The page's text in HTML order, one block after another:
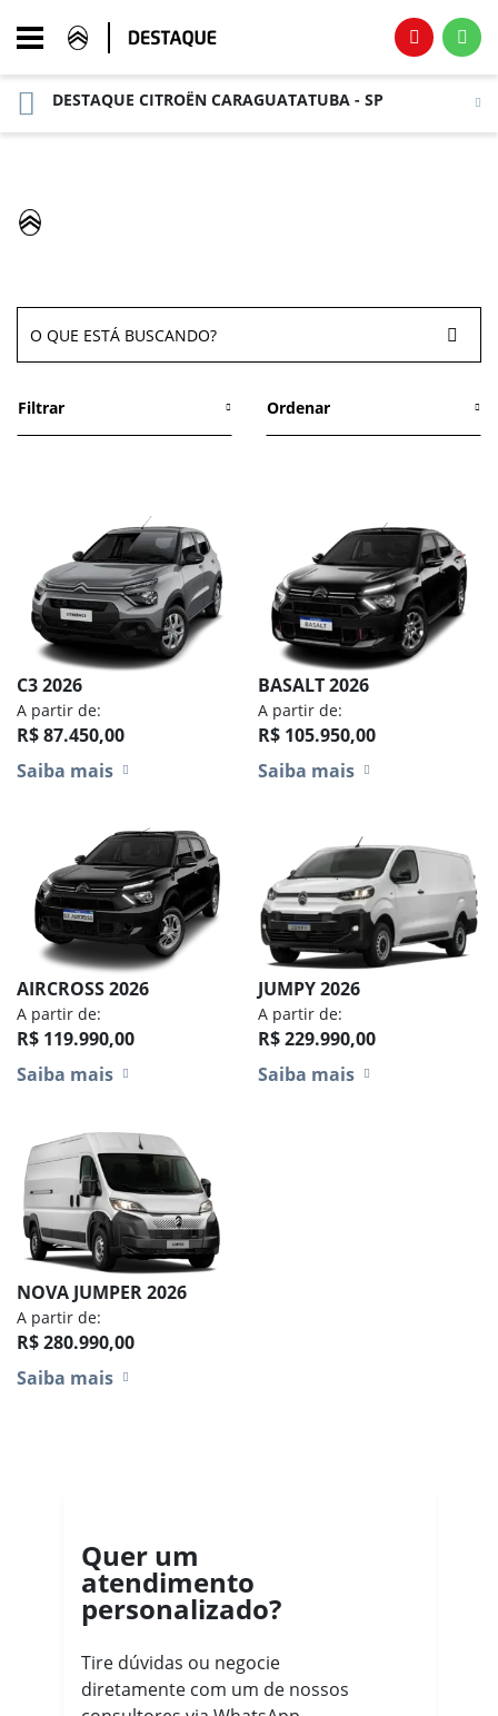
DESTAQUE CITROËN CARAGUATATUBA - SP
Filtrar Ordenar
C3 2026
A partir de:
R$ 87.450,00
Saiba mais
BASALT 2026
A partir de:
R$ 105.950,00
Saiba mais
AIRCROSS 2026
A partir de:
R$ 119.990,00
Saiba mais
JUMPY 2026
A partir de:
R$ 229.990,00
Saiba mais
NOVA JUMPER 2026
A partir de:
R$ 280.990,00
Saiba mais
Quer um
atendimento
personalizado?
Tire dúvidas ou negocie
diretamente com um de nossos